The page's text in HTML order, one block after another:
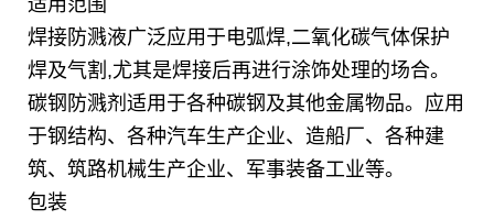
适用范围
焊接防溅液广泛应用于电弧焊,二氧化碳气体保护
焊及气割,尤其是焊接后再进行涂饰处理的场合。
碳钢防溅剂适用于各种碳钢及其他金属物品。应用
于钢结构、各种汽车生产企业、造船厂、各种建
筑、筑路机械生产企业、军事装备工业等。
包装